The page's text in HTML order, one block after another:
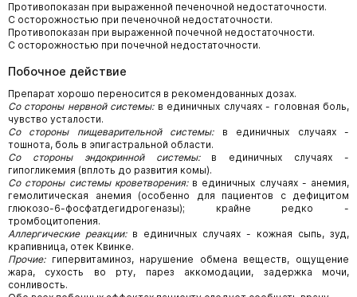
Противопоказан при выраженной печеночной недостаточности.
С осторожностью при печеночной недостаточности.
Противопоказан при выраженной почечной недостаточности.
С осторожностью при почечной недостаточности.
Побочное действие
Препарат хорошо переносится в рекомендованных дозах.
Со стороны нервной системы:в единичных случаях - головная боль,
чувство усталости.
Со стороны пищеварительной системы:в единичных случаях -
тошнота, боль в эпигастральной области.
Со стороны эндокринной системы:в единичных случаях -
гипогликемия (вплоть до развития комы).
Со стороны системы кроветворения:в единичных случаях - анемия,
гемолитическая анемия (особенно для пациентов с дефицитом
глюкозо-6-фосфатдегидрогеназы); крайне редко -
тромбоцитопения.
Аллергические реакции:в единичных случаях - кожная сыпь, зуд,
крапивница, отек Квинке.
Прочие:гипервитаминоз, нарушение обмена веществ, ощущение
жара, сухость во рту, парез аккомодации, задержка мочи,
сонливость.